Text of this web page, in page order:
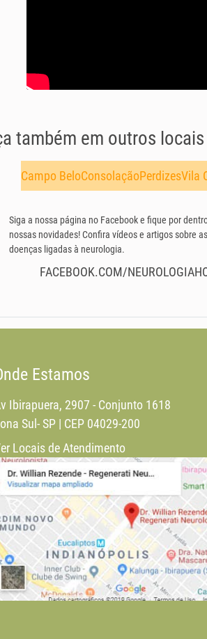
também em outros
Campo BeloConsolaçãoPerdizesVila
Siga a nossa página no Facebook e fique por
nossas novidades! Confira vídeos e artigos sobre
doenças ligadas à neurologia.
FACEBOOK.COM/
Estamos
Ibirapuera, 2907 - Conjunto 1618
Sul- SP | CEP 04029-200
Locais de Atendimento